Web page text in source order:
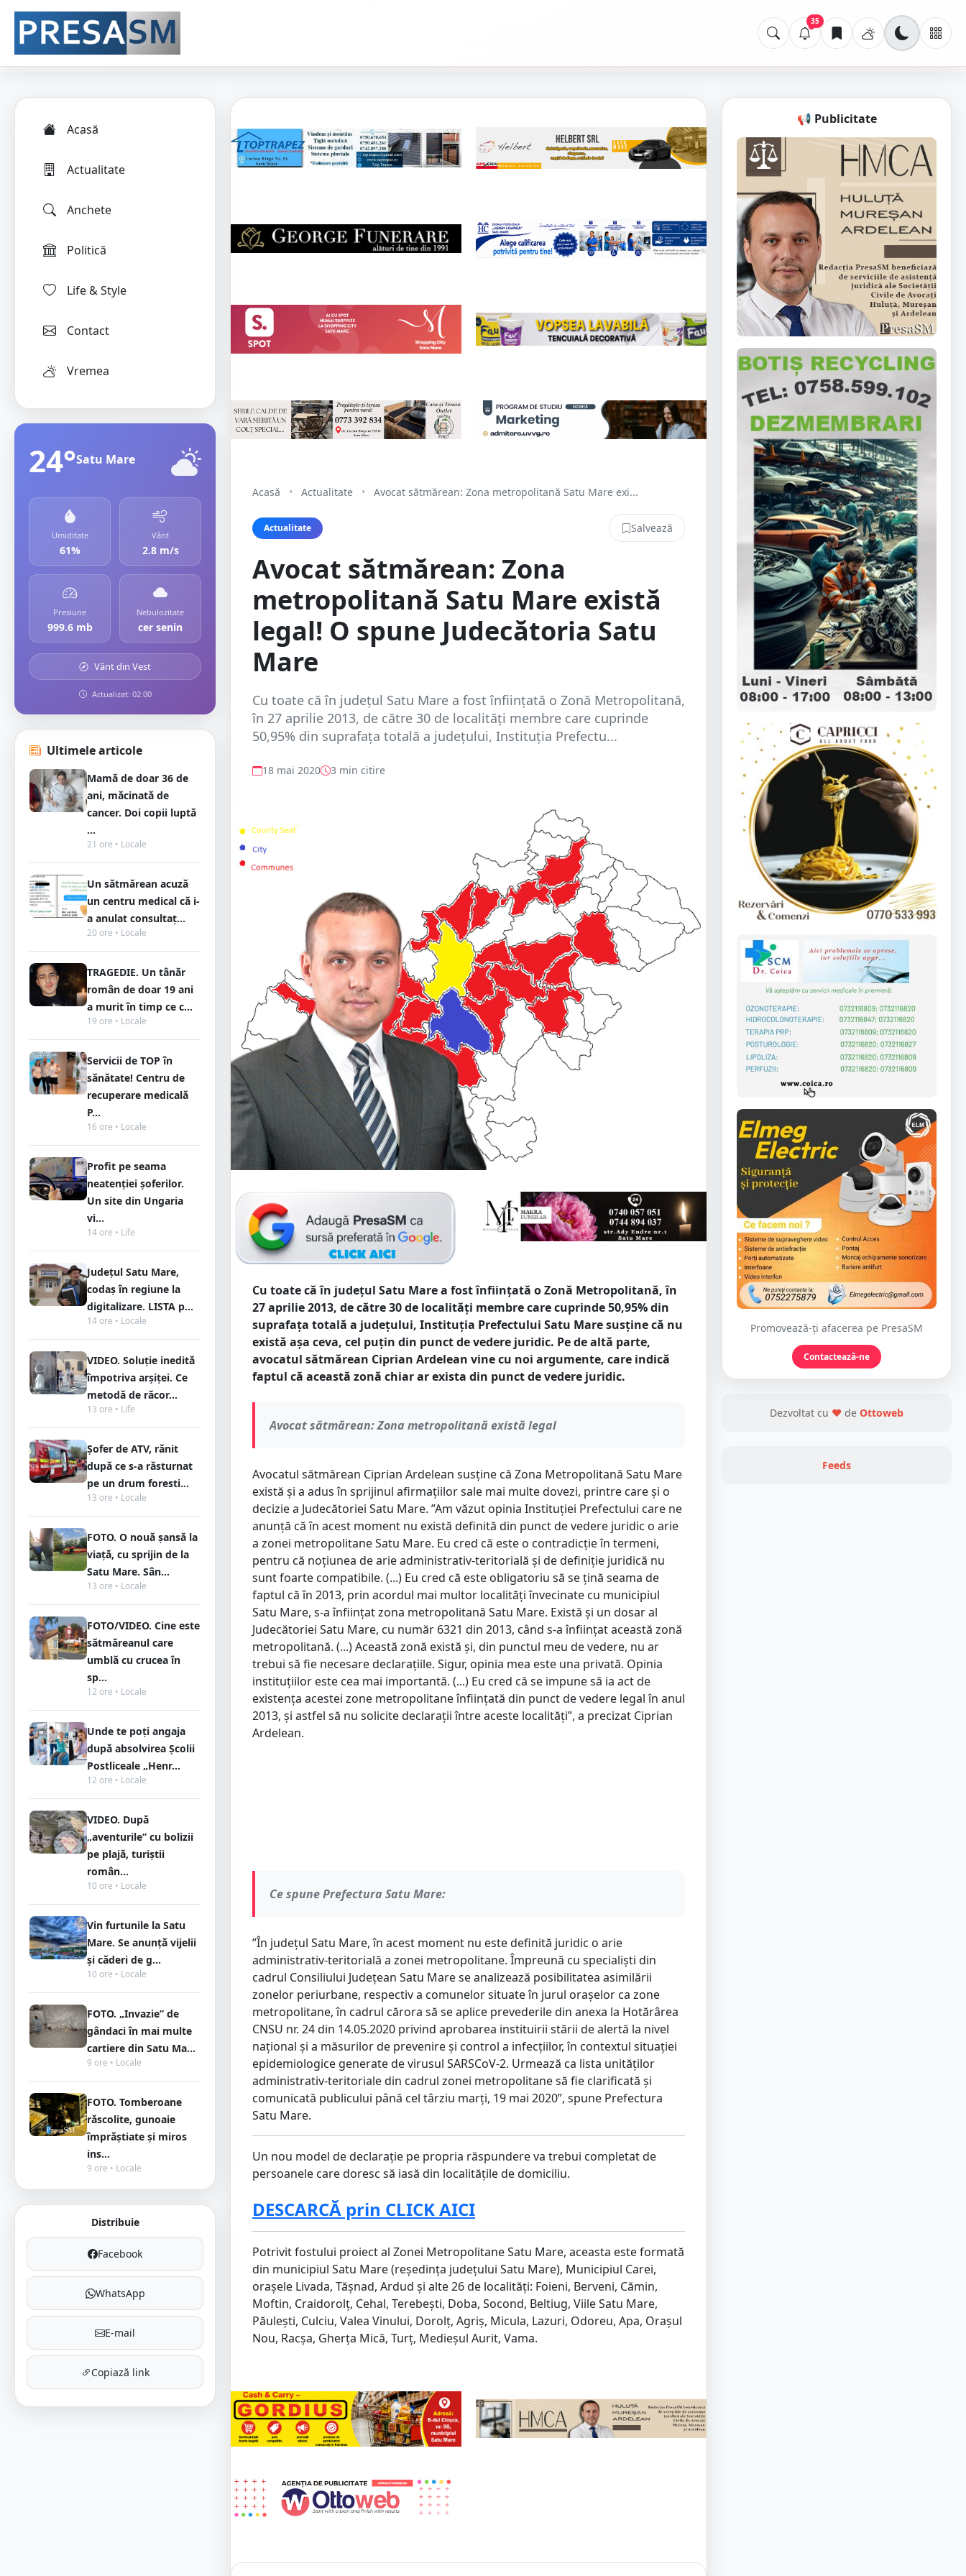
35
Acasă
Actualitate
Anchete
Politică
Life & Style
Contact
Vremea
24°Satu Mare
Umiditate
61%
Vânt
2.8 m/s
Presiune
999.6 mb
Nebulozitate
cer senin
Vânt din Vest
Actualizat: 02:00
Ultimele articole
Mamă de doar 36 de
ani, măcinată de
cancer. Doi copii luptă
...
21 ore • Locale
Un sătmărean acuză
un centru medical că i-
a anulat consultaț...
20 ore • Locale
TRAGEDIE. Un tânăr
român de doar 19 ani
a murit în timp ce c...
19 ore • Locale
Servicii de TOP în
sănătate! Centru de
recuperare medicală
P...
16 ore • Locale
Profit pe seama
neatenției șoferilor.
Un site din Ungaria
vi...
14 ore • Life
Județul Satu Mare,
codaș în regiune la
digitalizare. LISTA p...
14 ore • Locale
VIDEO. Soluție inedită
împotriva arșiței. Ce
metodă de răcor...
13 ore • Life
Șofer de ATV, rănit
după ce s-a răsturnat
pe un drum foresti...
13 ore • Locale
FOTO. O nouă șansă la
viață, cu sprijin de la
Satu Mare. Sân...
13 ore • Locale
FOTO/VIDEO. Cine este
sătmăreanul care
umblă cu crucea în
sp...
12 ore • Locale
Unde te poți angaja
după absolvirea Școlii
Postliceale „Henr...
12 ore • Locale
VIDEO. După
„aventurile” cu bolizii
pe plajă, turiștii
român...
10 ore • Locale
Vin furtunile la Satu
Mare. Se anunță vijelii
și căderi de g...
10 ore • Locale
FOTO. „Invazie” de
gândaci în mai multe
cartiere din Satu Ma...
9 ore • Locale
FOTO. Tomberoane
răscolite, gunoaie
împrăștiate și miros
ins...
9 ore • Locale
Distribuie
Facebook
WhatsApp
E-mail
Copiază link
Acasă • Actualitate • Avocat sătmărean: Zona metropolitană Satu Mare exi...
Actualitate Salvează
Avocat sătmărean: Zona
metropolitană Satu Mare există
legal! O spune Judecătoria Satu
Mare
Cu toate că în județul Satu Mare a fost înființată o Zonă Metropolitană,
în 27 aprilie 2013, de către 30 de localități membre care cuprinde
50,95% din suprafața totală a județului, Instituția Prefectu...
18 mai 2020 3 min citire
Cu toate că în județul Satu Mare a fost înființată o Zonă Metropolitană, în
27 aprilie 2013, de către 30 de localități membre care cuprinde 50,95% din
suprafața totală a județului, Instituția Prefectului Satu Mare susține că nu
există așa ceva, cel puțin din punct de vedere juridic. Pe de altă parte,
avocatul sătmărean Ciprian Ardelean vine cu noi argumente, care indică
faptul că această zonă chiar ar exista din punct de vedere juridic.
Avocat sătmărean: Zona metropolitană există legal
Avocatul sătmărean Ciprian Ardelean susține că Zona Metropolitană Satu Mare
există și a adus în sprijinul afirmațiilor sale mai multe dovezi, printre care și o
decizie a Judecătoriei Satu Mare. ”Am văzut opinia Instituției Prefectului care ne
anunță că în acest moment nu există definită din punct de vedere juridic o arie
a zonei metropolitane Satu Mare. Eu cred că este o contradicție în termeni,
pentru că noțiunea de arie administrativ-teritorială și de definiție juridică nu
sunt foarte compatibile. (...) Eu cred că este obligatoriu să se țină seama de
faptul că în 2013, prin acordul mai multor localități învecinate cu municipiul
Satu Mare, s-a înființat zona metropolitană Satu Mare. Există și un dosar al
Judecătoriei Satu Mare, cu număr 6321 din 2013, când s-a înființat această zonă
metropolitană. (...) Această zonă există și, din punctul meu de vedere, nu ar
trebui să fie necesare declarațiile. Sigur, opinia mea este una privată. Opinia
instituțiilor este cea mai importantă. (...) Eu cred că se impune să ia act de
existența acestei zone metropolitane înființată din punct de vedere legal în anul
2013, și astfel să nu solicite declarații între aceste localități”, a precizat Ciprian
Ardelean.
Ce spune Prefectura Satu Mare:
”În județul Satu Mare, în acest moment nu este definită juridic o arie
administrativ-teritorială a zonei metropolitane. Împreună cu specialiști din
cadrul Consiliului Județean Satu Mare se analizează posibilitatea asimilării
zonelor periurbane, respectiv a comunelor situate în jurul orașelor ca zone
metropolitane, în cadrul cărora să se aplice prevederile din anexa la Hotărârea
CNSU nr. 24 din 14.05.2020 privind aprobarea instituirii stării de alertă la nivel
național și a măsurilor de prevenire și control a infecțiilor, în contextul situației
epidemiologice generate de virusul SARSCoV-2. Urmează ca lista unităților
administrativ-teritoriale din cadrul zonei metropolitane să fie clarificată și
comunicată publicului până cel târziu marți, 19 mai 2020”, spune Prefectura
Satu Mare.
Un nou model de declarație pe propria răspundere va trebui completat de
persoanele care doresc să iasă din localitățile de domiciliu.
DESCARCĂ prin CLICK AICI
Potrivit fostului proiect al Zonei Metropolitane Satu Mare, aceasta este formată
din municipiul Satu Mare (reședința județului Satu Mare), Municipiul Carei,
orașele Livada, Tășnad, Ardud și alte 26 de localități: Foieni, Berveni, Cămin,
Moftin, Craidorolț, Cehal, Terebești, Doba, Socond, Beltiug, Viile Satu Mare,
Păulești, Culciu, Valea Vinului, Dorolț, Agriș, Micula, Lazuri, Odoreu, Apa, Orașul
Nou, Racșa, Gherța Mică, Turț, Medieșul Aurit, Vama.
📢 Publicitate
Promovează-ți afacerea pe PresaSM
Contactează-ne
Dezvoltat cu ❤ de Ottoweb
Feeds